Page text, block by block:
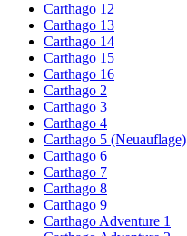
Carthago 12
Carthago 13
Carthago 14
Carthago 15
Carthago 16
Carthago 2
Carthago 3
Carthago 4
Carthago 5 (Neuauflage)
Carthago 6
Carthago 7
Carthago 8
Carthago 9
Carthago Adventure 1